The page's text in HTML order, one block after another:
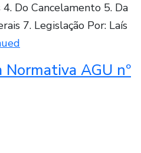
Do Cancelamento 5. Da
7. Legislação Por: Laís
Normativa AGU nº